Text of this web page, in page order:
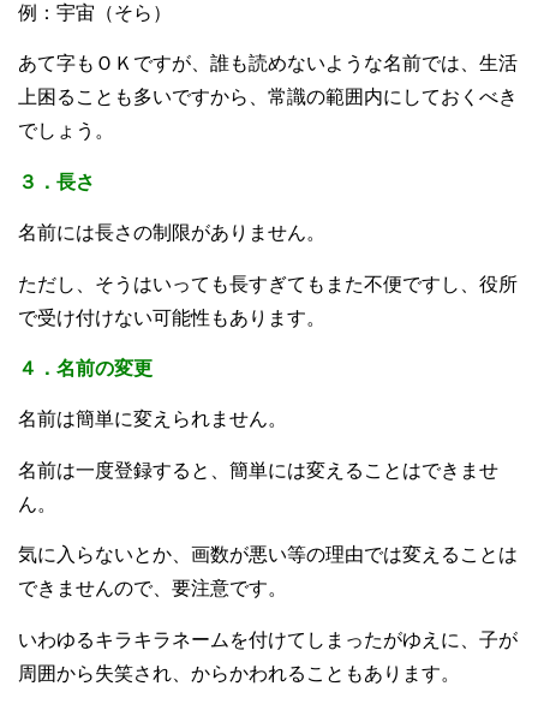
例：宇宙（そら）
あて字もＯＫですが、誰も読めないような名前では、生活
上困ることも多いですから、常識の範囲内にしておくべき
でしょう。
３．長さ
名前には長さの制限がありません。
ただし、そうはいっても長すぎてもまた不便ですし、役所
で受け付けない可能性もあります。
４．名前の変更
名前は簡単に変えられません。
名前は一度登録すると、簡単には変えることはできませ
ん。
気に入らないとか、画数が悪い等の理由では変えることは
できませんので、要注意です。
いわゆるキラキラネームを付けてしまったがゆえに、子が
周囲から失笑され、からかわれることもあります。